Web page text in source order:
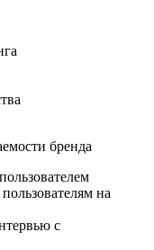
бренда
на
с